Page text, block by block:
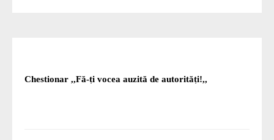
Chestionar ,,Fă-ți vocea auzită de autorități!,,